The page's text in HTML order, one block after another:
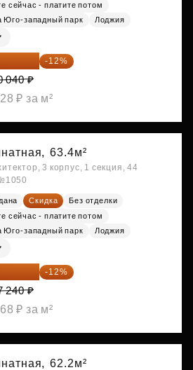
сейчас - платите потом
Юго-западный парк
Лоджия
435 ₽ -12%
040 ₽
₽ за м²
63.4м²
3 корпус, 1 секция, 44
Скидка
Без отделки
сейчас - платите потом
Юго-западный парк
Лоджия
771 ₽ -12%
240 ₽
₽ за м²
62.2м²